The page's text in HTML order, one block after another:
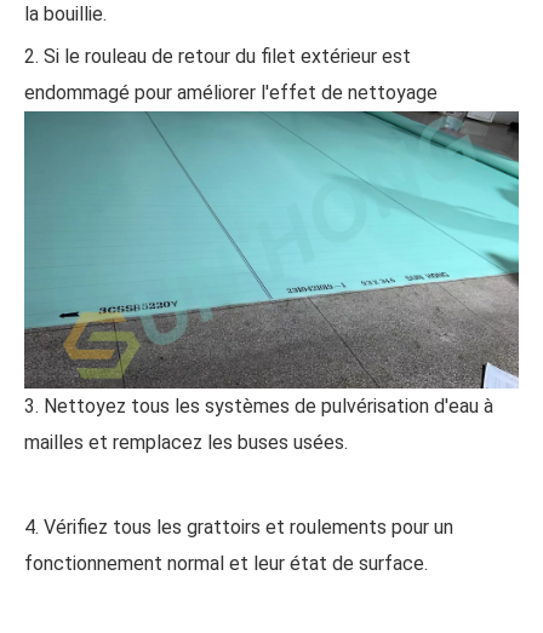
la bouillie.
2. Si le rouleau de retour du filet extérieur est
endommagé pour améliorer l'effet de nettoyage
3. Nettoyez tous les systèmes de pulvérisation d'eau à
mailles et remplacez les buses usées.
4. Vérifiez tous les grattoirs et roulements pour un
fonctionnement normal et leur état de surface.